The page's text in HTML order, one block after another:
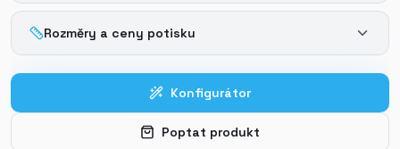
Rozměry a ceny potisku
Konfigurátor
Poptat produkt